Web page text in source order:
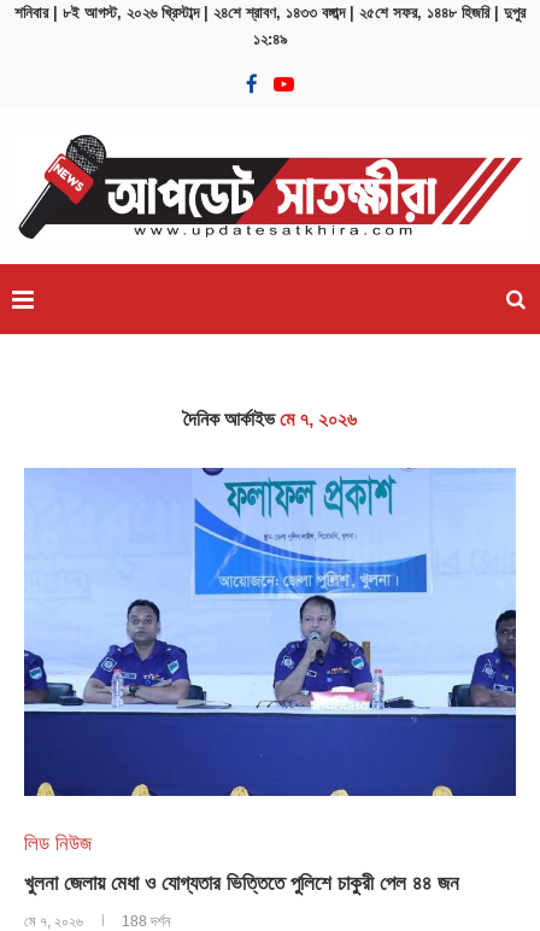
শনিবার | ৮ই আগস্ট, ২০২৬ খ্রিস্টাব্দ | ২৪শে শ্রাবণ, ১৪৩৩ বঙ্গাব্দ | ২৫শে সফর, ১৪৪৮ হিজরি | দুপুর
১২:৪৯
দৈনিক আর্কাইভমে ৭, ২০২৬
লিড নিউজ
খুলনা জেলায় মেধা ও যোগ্যতার ভিত্তিতে পুলিশে চাকুরী পেল ৪৪ জন
মে ৭, ২০২৬ 188 দর্শন